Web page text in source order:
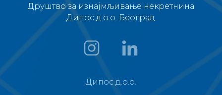
Друштво за изнајмљивање некретнина
Дипос д.о.о. Београд
Дипос д.о.о.